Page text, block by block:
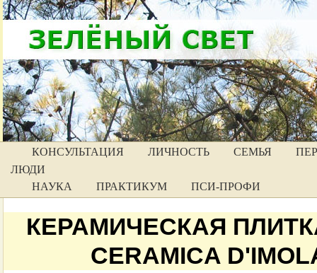
КОНСУЛЬТАЦИЯ ЛИЧНОСТЬ СЕМЬЯ
ЛЮДИ
НАУКА
ПРАКТИКУМ ПСИ-ПРОФИ
КЕРАМИЧЕСКАЯ
CERAMICA